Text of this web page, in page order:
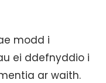
modd i
ei ddefnyddio i
ar waith.